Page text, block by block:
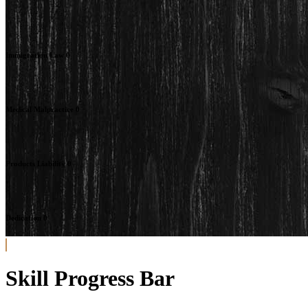
Skill Progress Bar
Immigration Law 0
Medical Malpractice 0
Products Liability
Dedication 0